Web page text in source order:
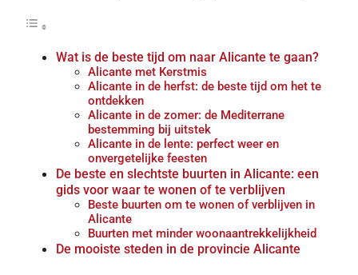
Wat is de beste tijd om naar Alicante te gaan?
Alicante met Kerstmis
Alicante in de herfst: de beste tijd om het te
ontdekken
Alicante in de zomer: de Mediterrane
bestemming bij uitstek
Alicante in de lente: perfect weer en
onvergetelijke feesten
De beste en slechtste buurten in Alicante: een
gids voor waar te wonen of te verblijven
Beste buurten om te wonen of verblijven in
Alicante
Buurten met minder woonaantrekkelijkheid
De mooiste steden in de provincie Alicante